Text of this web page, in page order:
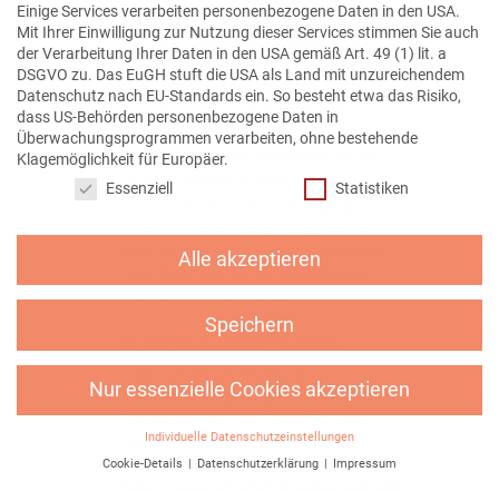
personenbezogene Daten an ein
Drittland oder an eine internationale
Organisation übermittelt wurden.
Sofern dies der Fall ist, so steht der
betroffenen Person im Übrigen das
Recht zu, Auskunft über die geeigneten
Garantien im Zusammenhang mit der
Übermittlung zu erhalten.
kann sie sich hierzu jederzeit an einen
Mitarbeiter des für die Verarbeitung
Verantwortlichen wenden.
c) Recht auf Berichtigung
personenbezogener Daten betroffene
Person hat das vom Europäischen
Richtlinien- und Verordnungsgeber
gewährte Recht, die unverzügliche
Einige Services verarbeiten personenbezogene Daten in den USA.
Mit Ihrer Einwilligung zur Nutzung dieser Services stimmen Sie auch
der Verarbeitung Ihrer Daten in den USA gemäß Art. 49 (1) lit. a
DSGVO zu. Das EuGH stuft die USA als Land mit unzureichendem
Datenschutz nach EU-Standards ein. So besteht etwa das Risiko,
dass US-Behörden personenbezogene Daten in
Überwachungsprogrammen verarbeiten, ohne bestehende
Klagemöglichkeit für Europäer.
Datenschutzeinstellungen
Essenziell
Statistiken
Alle akzeptieren
Speichern
Nur essenzielle Cookies akzeptieren
Individuelle Datenschutzeinstellungen
Cookie-Details
Datenschutzerklärung Impressum